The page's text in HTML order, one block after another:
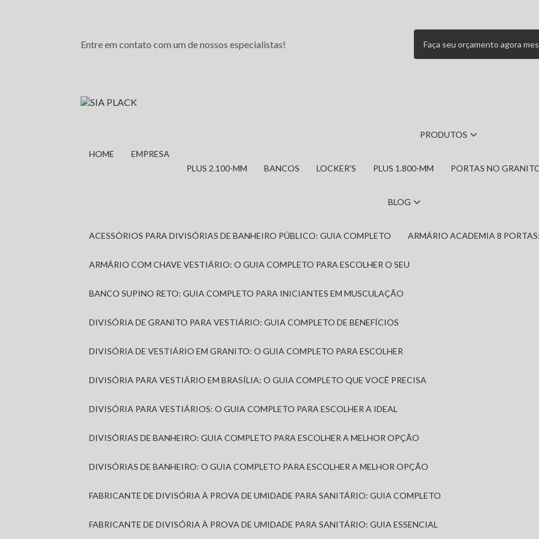
Entre em contato com um de nossos especialistas! Faça seu orçamento agora
HOME EMPRESA
PRODUTOS
PLUS 2.100-MM BANCOS LOCKER'S PLUS 1.800-MM PORTAS NO
BLOG
ACESSÓRIOS PARA DIVISÓRIAS DE BANHEIRO PÚBLICO: GUIA COMPLETO ARMÁRIO ACADEMIA 8
ARMÁRIO COM CHAVE VESTIÁRIO: O GUIA COMPLETO PARA ESCOLHER O SEU
BANCO SUPINO RETO: GUIA COMPLETO PARA INICIANTES EM MUSCULAÇÃO
DIVISÓRIA DE GRANITO PARA VESTIÁRIO: GUIA COMPLETO DE BENEFÍCIOS
DIVISÓRIA DE VESTIÁRIO EM GRANITO: O GUIA COMPLETO PARA ESCOLHER
DIVISÓRIA PARA VESTIÁRIO EM BRASÍLIA: O GUIA COMPLETO QUE VOCÊ PRECISA
DIVISÓRIA PARA VESTIÁRIOS: O GUIA COMPLETO PARA ESCOLHER A IDEAL
DIVISÓRIAS DE BANHEIRO: GUIA COMPLETO PARA ESCOLHER A MELHOR OPÇÃO
DIVISÓRIAS DE BANHEIRO: O GUIA COMPLETO PARA ESCOLHER A MELHOR OPÇÃO
FABRICANTE DE DIVISÓRIA À PROVA DE UMIDADE PARA SANITÁRIO: GUIA COMPLETO
FABRICANTE DE DIVISÓRIA À PROVA DE UMIDADE PARA SANITÁRIO: GUIA ESSENCIAL